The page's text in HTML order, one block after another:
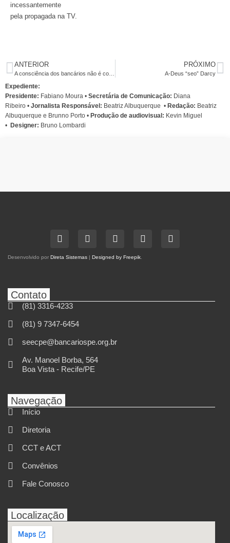
incessantemente
pela propagada na TV.
ANTERIOR PRÓXIMO
A-Deus “seo” Darcy
Expediente:
Presidente: Fabiano Moura • Secretária de Comunicação: Diana
Ribeiro • Jornalista Responsável: Beatriz Albuquerque • Redação: Beatriz
Albuquerque e Brunno Porto • Produção de audiovisual: Kevin Miguel
• Designer: Bruno Lombardi
Desenvolvido por Direta Sistemas | Designed by Freepik
Contato
(81) 3316-4233
(81) 9 7347-6454
seecpe@bancariospe.org.br
Av. Manoel Borba, 564
Boa Vista - Recife/PE
Navegação
Início
Diretoria
CCT e ACT
Convênios
Fale Conosco
Localização